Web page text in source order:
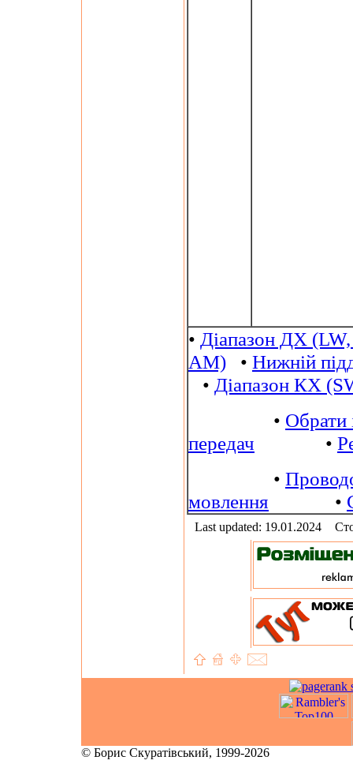
• Діапазон ДХ
AM) • Нижній
• Діапазон КХ
• Обрати
передач •
•
мовлення •
Last updated: 19.01.2024
© Борис Скуратівський, 1999-2026